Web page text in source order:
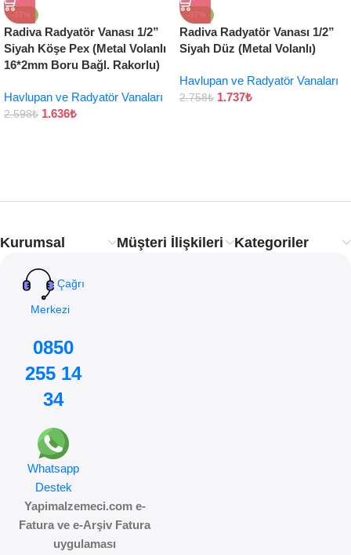
-37%
Radiva Radyatör Vanası 1/2”
Siyah Köşe Pex (Metal Volanlı
16*2mm Boru Bağl. Rakorlu)
Havlupan ve Radyatör Vanaları
2.598₺ 1.636₺
-37%
Radiva Radyatör Vanası 1/2”
Siyah Düz (Metal Volanlı)
Havlupan ve Radyatör Vanaları
2.758₺ 1.737₺
Kurumsal Müşteri İlişkileri Kategoriler
Çağrı
Merkezi
0850
255 14
34
Whatsapp
Destek
Yapimalzemeci.com e-
Fatura ve e-Arşiv Fatura
uygulaması